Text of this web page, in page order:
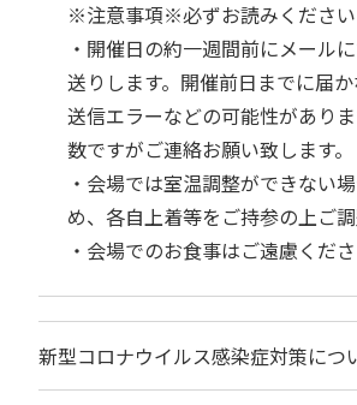
※注意事項※必ずお読みください
・開催日の約一週間前にメール
送りします。開催前日までに届か
送信エラーなどの可能性があり
数ですがご連絡お願い致します。
・会場では室温調整ができない
め、各自上着等をご持参の上ご調
・会場でのお食事はご遠慮くださ
新型コロナウイルス感染症対策につ